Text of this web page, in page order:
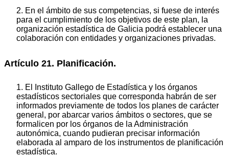
2. En el ámbito de sus competencias, si fuese de interés
para el cumplimiento de los objetivos de este plan, la
organización estadística de Galicia podrá establecer una
colaboración con entidades y organizaciones privadas.
Artículo 21. Planificación.
1. El Instituto Gallego de Estadística y los órganos
estadísticos sectoriales que corresponda habrán de ser
informados previamente de todos los planes de carácter
general, por abarcar varios ámbitos o sectores, que se
formalicen por los órganos de la Administración
autonómica, cuando pudieran precisar información
elaborada al amparo de los instrumentos de planificación
estadística.